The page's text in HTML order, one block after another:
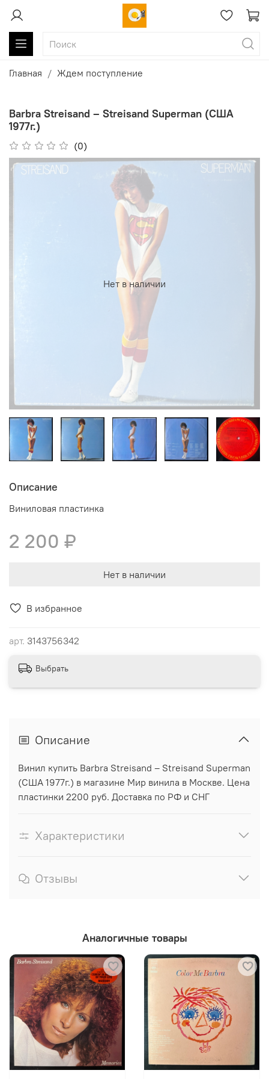
Главная Ждем поступление
Barbra Streisand ‎– Streisand Superman (США
1977г.)
(0)
В избранное
арт. 3143756342
Нет в наличии
Описание
Виниловая пластинка
2 200 ₽
Нет в наличии
Выбрать
Описание
Винил купить Barbra Streisand ‎– Streisand Superman
(США 1977г.) в магазине Мир винила в Москве. Цена
пластинки 2200 руб. Доставка по РФ и СНГ
Характеристики
Отзывы
Аналогичные товары